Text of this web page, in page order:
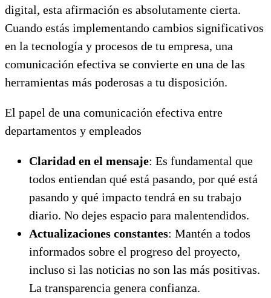
digital, esta afirmación es absolutamente cierta.
Cuando estás implementando cambios significativos
en la tecnología y procesos de tu empresa, una
comunicación efectiva se convierte en una de las
herramientas más poderosas a tu disposición.
El papel de una comunicación efectiva entre
departamentos y empleados
Claridad en el mensaje: Es fundamental que
todos entiendan qué está pasando, por qué está
pasando y qué impacto tendrá en su trabajo
diario. No dejes espacio para malentendidos.
Actualizaciones constantes: Mantén a todos
informados sobre el progreso del proyecto,
incluso si las noticias no son las más positivas.
La transparencia genera confianza.